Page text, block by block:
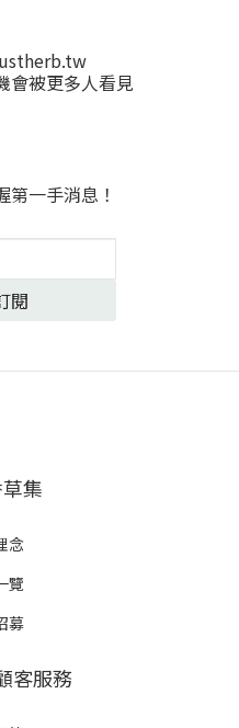
會被更多人看見
一手消息！
閱
集
念
覽
募
客服務